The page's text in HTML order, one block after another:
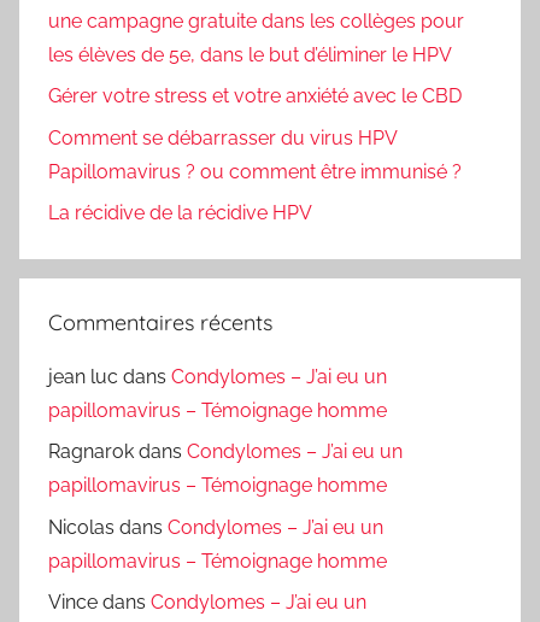
une campagne gratuite dans les collèges pour
les élèves de 5e, dans le but d’éliminer le HPV
Gérer votre stress et votre anxiété avec le CBD
Comment se débarrasser du virus HPV
Papillomavirus ? ou comment être immunisé ?
La récidive de la récidive HPV
Commentaires récents
jean luc dans Condylomes – J’ai eu un
papillomavirus – Témoignage homme
Ragnarok dans Condylomes – J’ai eu un
papillomavirus – Témoignage homme
Nicolas dans Condylomes – J’ai eu un
papillomavirus – Témoignage homme
Vince dans Condylomes – J’ai eu un